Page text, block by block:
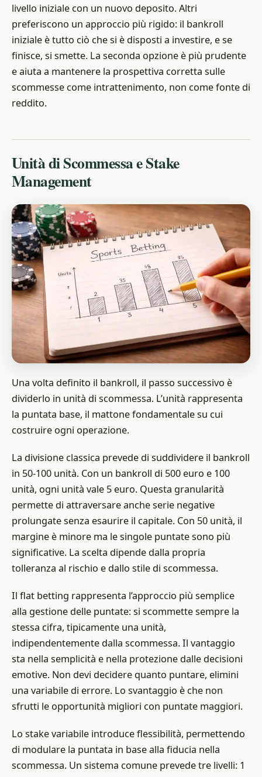
livello iniziale con un nuovo deposito. Altri
preferiscono un approccio più rigido: il bankroll
iniziale è tutto ciò che si è disposti a investire, e se
finisce, si smette. La seconda opzione è più prudente
e aiuta a mantenere la prospettiva corretta sulle
scommesse come intrattenimento, non come fonte di
reddito.
Unità di Scommessa e Stake
Management
Una volta definito il bankroll, il passo successivo è
dividerlo in unità di scommessa. L’unità rappresenta
la puntata base, il mattone fondamentale su cui
costruire ogni operazione.
La divisione classica prevede di suddividere il bankroll
in 50-100 unità. Con un bankroll di 500 euro e 100
unità, ogni unità vale 5 euro. Questa granularità
permette di attraversare anche serie negative
prolungate senza esaurire il capitale. Con 50 unità, il
margine è minore ma le singole puntate sono più
significative. La scelta dipende dalla propria
tolleranza al rischio e dallo stile di scommessa.
Il flat betting rappresenta l’approccio più semplice
alla gestione delle puntate: si scommette sempre la
stessa cifra, tipicamente una unità,
indipendentemente dalla scommessa. Il vantaggio
sta nella semplicità e nella protezione dalle decisioni
emotive. Non devi decidere quanto puntare, elimini
una variabile di errore. Lo svantaggio è che non
sfrutti le opportunità migliori con puntate maggiori.
Lo stake variabile introduce flessibilità, permettendo
di modulare la puntata in base alla fiducia nella
scommessa. Un sistema comune prevede tre livelli: 1